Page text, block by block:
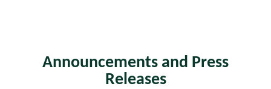
Announcements and Press
Releases